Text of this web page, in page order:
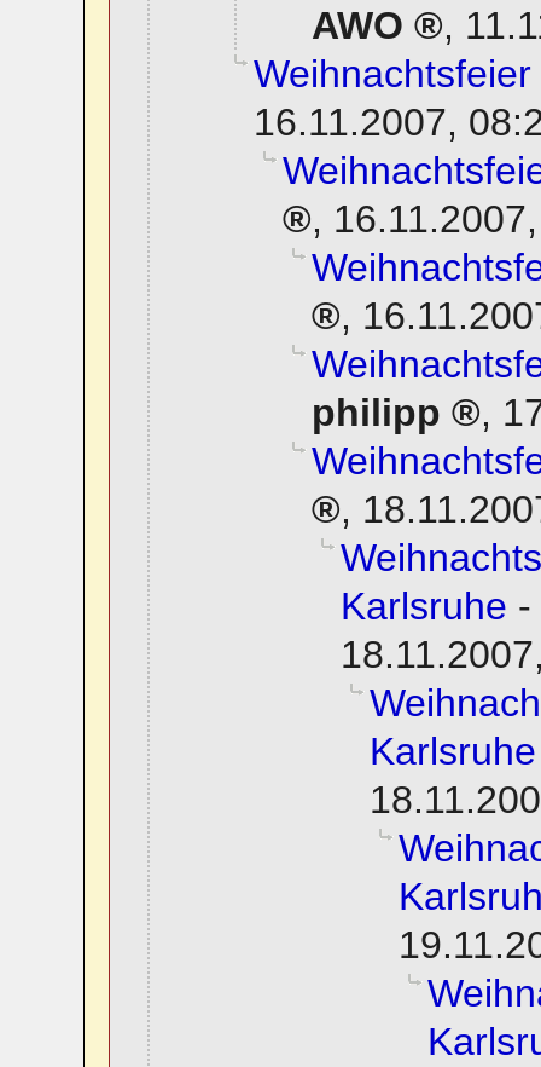
AWO
,
16.11.2007,
,
,
philipp
,
,
Karlsruhe -
Karlsruhe